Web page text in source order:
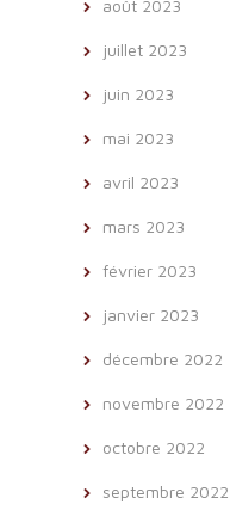
août 2023
juillet 2023
juin 2023
mai 2023
avril 2023
mars 2023
février 2023
janvier 2023
décembre 2022
novembre 2022
octobre 2022
septembre 2022